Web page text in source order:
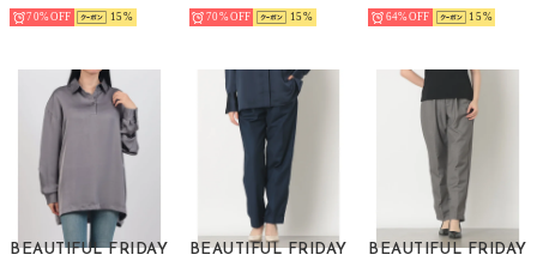
70% 15 70% 15 64% 15
BEAUTIFUL FRIDAY BEAUTIFUL FRIDAY BEAUTIFUL FRIDAY